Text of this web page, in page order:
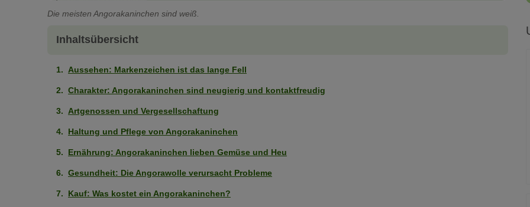
Die meisten Angorakaninchen sind weiß.
Inhaltsübersicht
Aussehen: Markenzeichen ist das lange Fell
Charakter: Angorakaninchen sind neugierig und kontaktfreudig
Artgenossen und Vergesellschaftung
Haltung und Pflege von Angorakaninchen
Ernährung: Angorakaninchen lieben Gemüse und Heu
Gesundheit: Die Angorawolle verursacht Probleme
Kauf: Was kostet ein Angorakaninchen?